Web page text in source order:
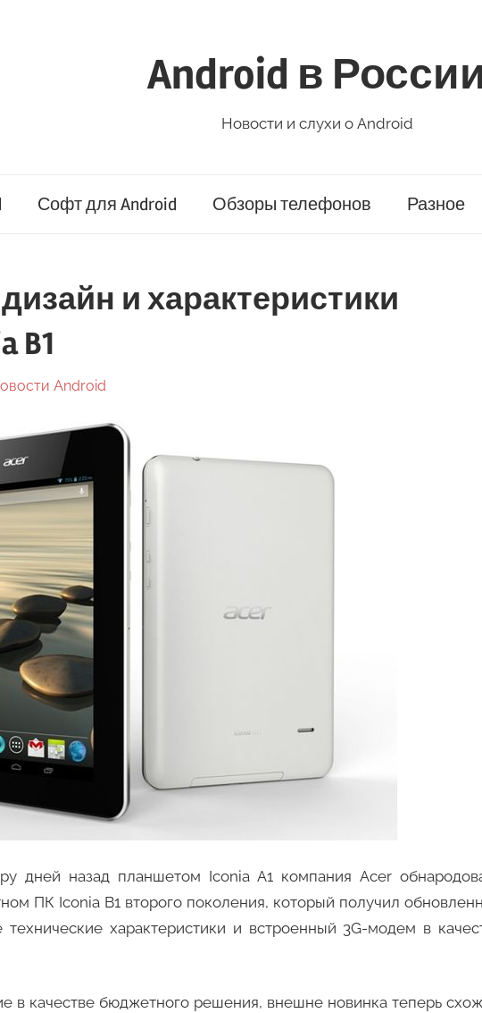
Android в
Новости и слухи о Android
Софт для Android Обзоры телефонов Разное
и характеристики
B1
Android
дней назад планшетом Iconia A1 компания Acer
ПК Iconia B1 второго поколения, который получил
технические характеристики и встроенный 3G-модем в
в качестве бюджетного решения, внешне новинка теперь